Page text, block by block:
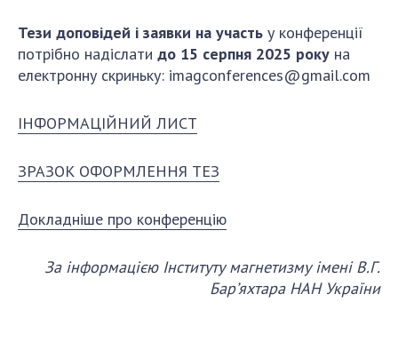
Нормативні акти НАН України
Державний бюджет НАН України
Вибори до складу НАН України
Бланки документів
НАУКОВІ ВИДАННЯ
МЕДІА ПРО НАС
Тези доповідей і заявки на участь у конференції
потрібно надіслати до 15 серпня 2025 року на
електронну скриньку: imagconferences@gmail.com
ІНФОРМАЦІЙНИЙ ЛИСТ
ЗРАЗОК ОФОРМЛЕННЯ ТЕЗ
Докладніше про конференцію
За інформацією Інституту магнетизму імені В.Г.
Бар’яхтара НАН України